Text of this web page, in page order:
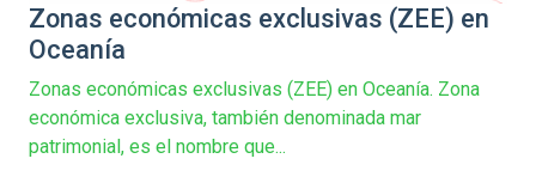
Zonas económicas exclusivas (ZEE) en
Oceanía
Zonas económicas exclusivas (ZEE) en Oceanía. Zona
económica exclusiva, también denominada mar
patrimonial, es el nombre que...